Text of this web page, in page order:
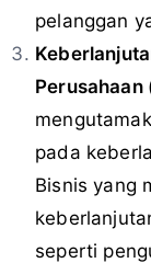
pelanggan
Perusahaan
pada
Bisnis yang
seperti